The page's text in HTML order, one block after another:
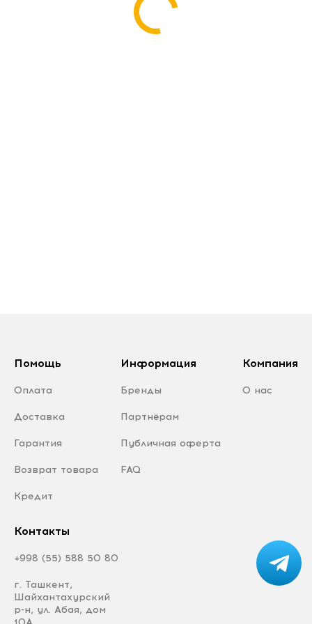
Помощь
Оплата
Доставка
Гарантия
Возврат товара
Кредит
Информация
Бренды
Партнёрам
Публичная оферта
FAQ
Компания
О нас
Контакты
+998 (55) 588 50 80
г. Ташкент,
Шайхантахурский
р-н, ул. Абая, дом